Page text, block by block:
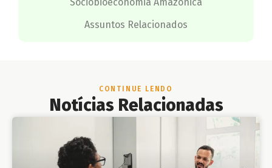
Assuntos Relacionados
CONTINUE LENDO
Notícias Relacionadas